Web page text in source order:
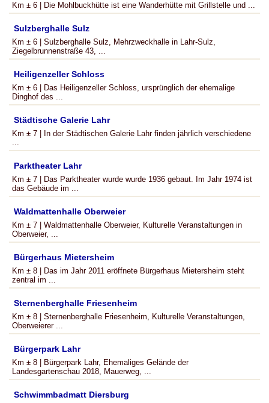
Km ± 6 | Die Mohlbuckhütte ist eine Wanderhütte mit Grillstelle und ...
Sulzberghalle Sulz
Km ± 6 | Sulzberghalle Sulz, Mehrzweckhalle in Lahr-Sulz,
Ziegelbrunnenstraße 43, ...
Heiligenzeller Schloss
Km ± 6 | Das Heiligenzeller Schloss, ursprünglich der ehemalige
Dinghof des ...
Städtische Galerie Lahr
Km ± 7 | In der Städtischen Galerie Lahr finden jährlich verschiedene
...
Parktheater Lahr
Km ± 7 | Das Parktheater wurde wurde 1936 gebaut. Im Jahr 1974 ist
das Gebäude im ...
Waldmattenhalle Oberweier
Km ± 7 | Waldmattenhalle Oberweier, Kulturelle Veranstaltungen in
Oberweier, ...
Bürgerhaus Mietersheim
Km ± 8 | Das im Jahr 2011 eröffnete Bürgerhaus Mietersheim steht
zentral im ...
Sternenberghalle Friesenheim
Km ± 8 | Sternenberghalle Friesenheim, Kulturelle Veranstaltungen,
Oberweierer ...
Bürgerpark Lahr
Km ± 8 | Bürgerpark Lahr, Ehemaliges Gelände der
Landesgartenschau 2018, Mauerweg, ...
Schwimmbadmatt Diersburg